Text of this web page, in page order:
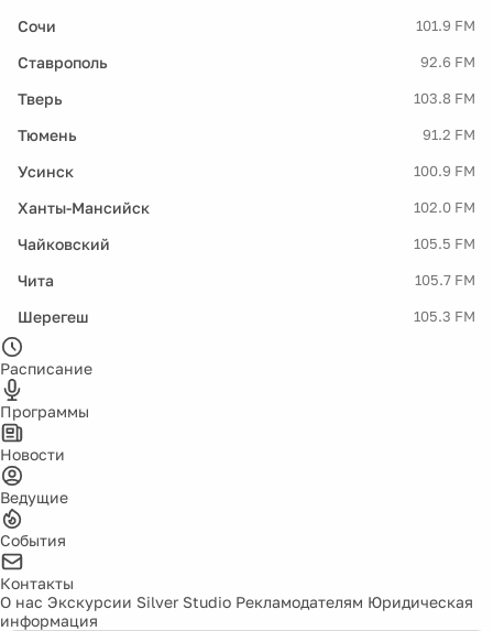
Сочи 101.9 FM
Ставрополь 92.6 FM
Тверь 103.8 FM
Тюмень 91.2 FM
Усинск 100.9 FM
Ханты-Мансийск 102.0 FM
Чайковский 105.5 FM
Чита 105.7 FM
Шерегеш 105.3 FM
Расписание
Программы
Новости
Ведущие
События
Контакты
О нас Экскурсии Silver Studio Рекламодателям Юридическая
информация